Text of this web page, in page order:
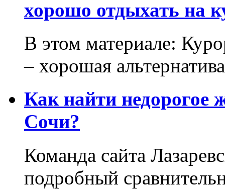
хорошо отдыхать на
В этом материале:
– хорошая
Как найти недорогое
Сочи?
Команда сайта
подробный